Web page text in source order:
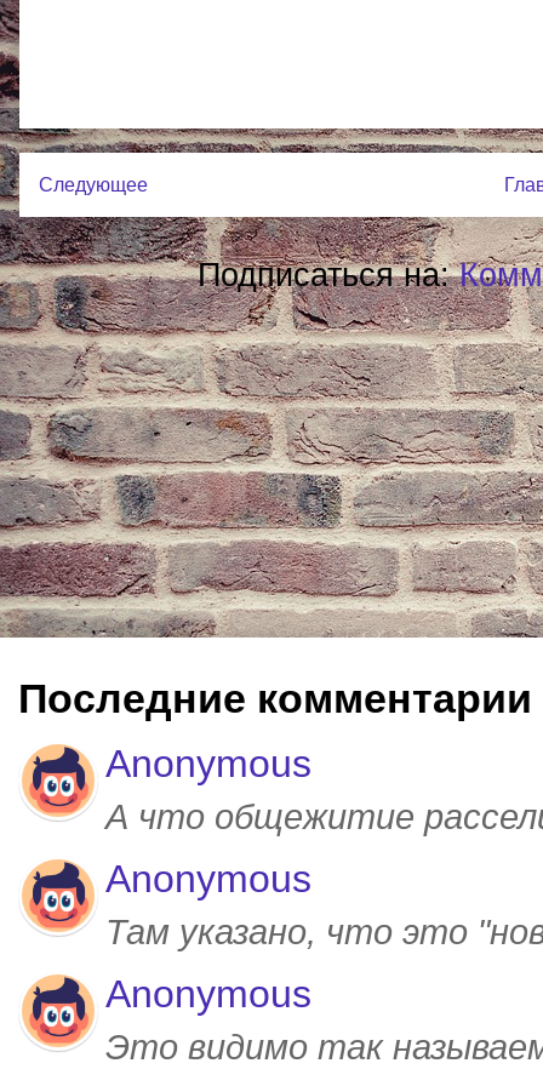
Следующее
Подписаться на:
Последние комментарии
Anonymous
А что общежитие
Anonymous
Там указано, что это
Anonymous
Это видимо так